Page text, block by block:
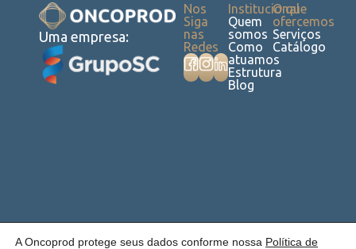
Uma empresa:
Institucional
Quem
somos
Como
atuamos
Estrutura
Blog
O que
ofercemos
Serviços
Catálogo
Nos
Siga
nas
Redes
Política deCookies
LaudosRecalls
E-
TrabalheDesenvolvido
A Oncoprod protege seus dados conforme nossa Política de